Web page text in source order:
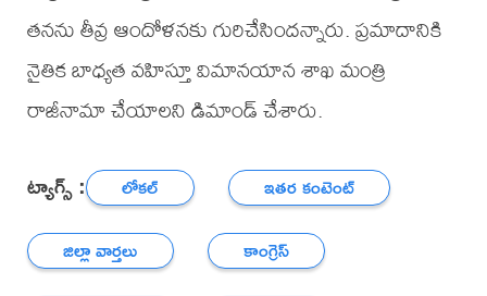
తనను తీవ్ర ఆందోళనకు గురిచేసిందన్నారు. ప్రమాదానికి
నైతిక బాధ్యత వహిస్తూ విమానయాన శాఖ మంత్రి
రాజీనామా చేయాలని డిమాండ్ చేశారు.
ట్యాగ్స్ : లోకల్
ఇతర కంటెంట్
జిల్లా వార్తలు
కాంగ్రెస్